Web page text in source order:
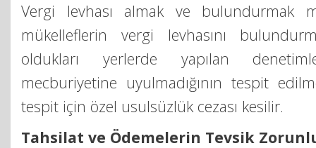
Vergi levhası almak ve bulundurmak
mükelleflerin vergi levhasını
oldukları yerlerde yapılan
mecburiyetine uyulmadığının tespit
tespit için özel usulsüzlük cezası kesilir.
Tahsilat ve Ödemelerin Tevsik